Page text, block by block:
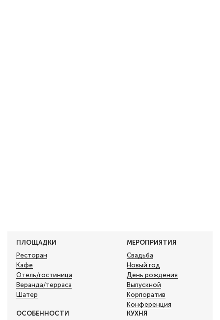
ПЛОЩАДКИ
Ресторан
Кафе
Отель/гостиница
Веранда/терраса
Шатер
МЕРОПРИЯТИЯ
Свадьба
Новый год
День рождения
Выпускной
Корпоратив
Конференция
ОСОБЕННОСТИ
КУХНЯ